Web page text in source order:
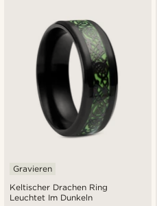
Keltischer Drachen Ring
Leuchtet Im Dunkeln
Gravieren